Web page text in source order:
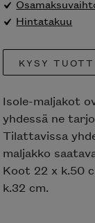
Hintatakuu
KYSY
Isole-maljakot
yhdessä ne
Tilattavissa
maljakko
Koot 22 x k.50
k.32 cm.